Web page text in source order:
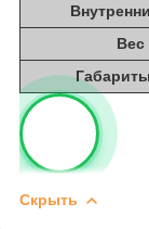
Вес
Скрыть